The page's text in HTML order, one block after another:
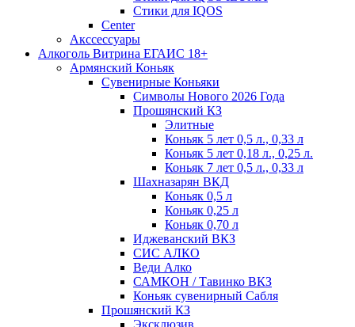
Стики для IQOS
Сenter
Акссессуары
Алкоголь Витрина ЕГАИС 18+
Армянский Коньяк
Сувенирные Коньяки
Символы Нового 2026 Года
Прошянский КЗ
Элитные
Коньяк 5 лет 0,5 л., 0,33 л
Коньяк 5 лет 0,18 л., 0,25 л.
Коньяк 7 лет 0,5 л., 0,33 л
Шахназарян ВКД
Коньяк 0,5 л
Коньяк 0,25 л
Коньяк 0,70 л
Иджеванский ВКЗ
СИС АЛКО
Веди Алко
САМКОН / Тавинко ВКЗ
Коньяк сувенирный Сабля
Прошянский КЗ
Эксклюзив